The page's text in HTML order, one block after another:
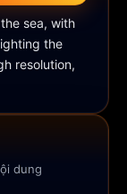
sea, with
the
resolution,
dung